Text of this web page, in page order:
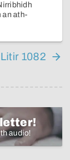
an ath-
Litir 1082
audio!